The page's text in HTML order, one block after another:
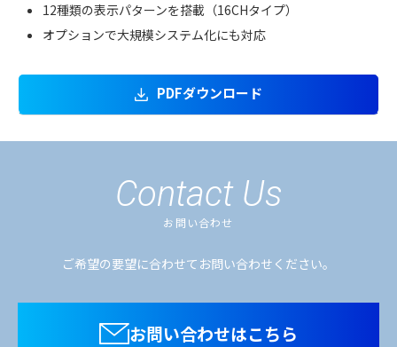
12種類の表示パターンを搭載（16CHタイプ）
オプションで大規模システム化にも対応
PDFダウンロード
Contact Us
お問い合わせ
ご希望の要望に合わせてお問い合わせください。
お問い合わせはこちら